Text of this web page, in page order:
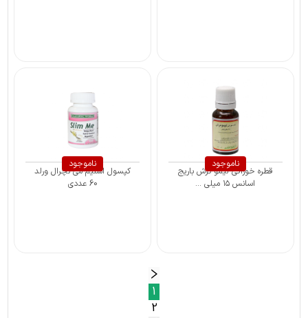
ناموجود
قطره خوراکی لیمو ترش باریج
اسانس ۱۵ میلی ...
ناموجود
کپسول اسلیم می نچرال ورلد
60 عددی
1
2